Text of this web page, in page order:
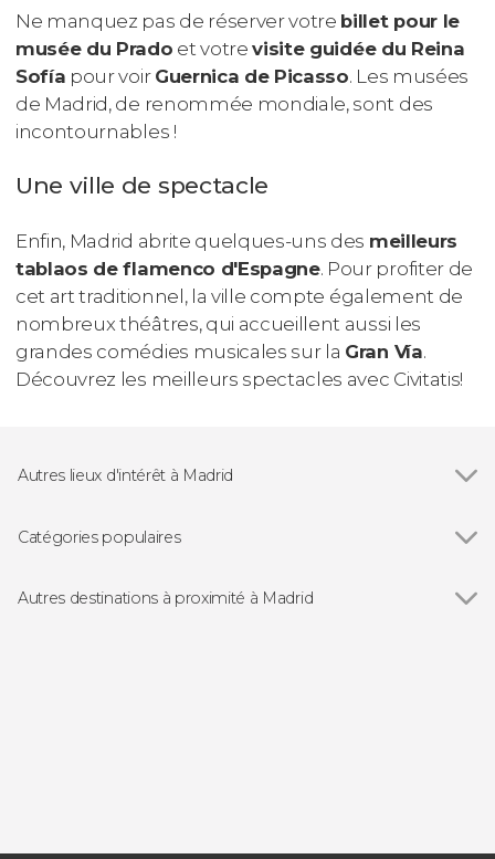
Ne manquez pas de réserver votre billet pour le
musée du Prado et votrevisite guidée du Reina
Sofía pour voir Guernica de Picasso. Les musées
de Madrid, de renommée mondiale, sont des
incontournables !
Une ville de spectacle
Enfin, Madrid abrite quelques-uns des meilleurs
tablaos de flamenco d'Espagne. Pour profiter de
cet art traditionnel, la ville compte également de
nombreux théâtres, qui accueillent aussi les
grandes comédies musicales sur la Gran Vía.
Découvrez les meilleurs spectacles avec Civitatis!
Autres lieux d'intérêt à Madrid
Musée du Prado
Cathédrale de l'Almudena
Catégories populaires
Free tours à Madrid
Autres destinations à proximité à Madrid